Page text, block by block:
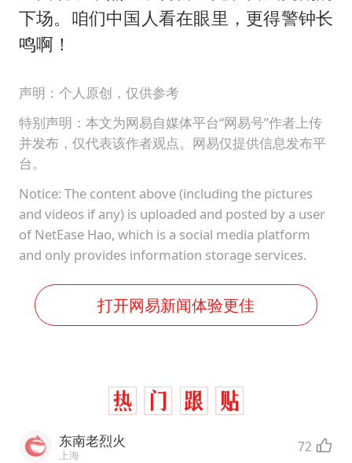
下场。咱们中国人看在眼里，更得警钟长
鸣啊！
声明：个人原创，仅供参考
特别声明：本文为网易自媒体平台“网易号”作者上传
并发布，仅代表该作者观点。网易仅提供信息发布平
台。
Notice: The content above (including the pictures
and videos if any) is uploaded and posted by a user
of NetEase Hao, which is a social media platform
and only provides information storage services.
打开网易新闻体验更佳
东南老烈火
上海 72